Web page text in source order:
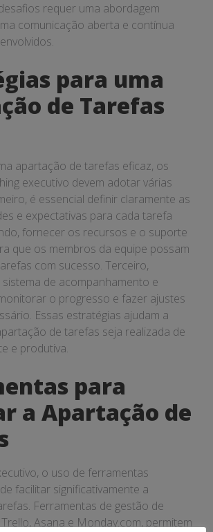
requer uma abordagem
comunicação aberta e contínua
para uma
de Tarefas
apartação de tarefas eficaz, os
executivo devem adotar várias
é essencial definir claramente as
e expectativas para cada tarefa
fornecer os recursos e o suporte
que os membros da equipe possam
com sucesso. Terceiro,
de acompanhamento e
o progresso e fazer ajustes
Essas estratégias ajudam a
de tarefas seja realizada de
e produtiva.
para
a Apartação de
o uso de ferramentas
facilitar significativamente a
Ferramentas de gestão de
Asana e Monday.com, permitem